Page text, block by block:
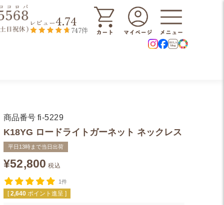
レビュー4.74
747件
商品番号 fi-5229
K18YG ロードライトガーネット ネックレス
平日13時まで当日出荷
¥52,800 税込
1件
[ 2,640 ポイント進呈 ]